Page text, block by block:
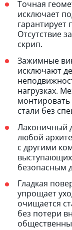
Точная
исключает
гарантирует
Отсутствие
скрип.
Зажимные
исключают
нагрузках.
стали без
Лаконичный
любой
с другими
выступающих
безопасным
Гладкая
упрощает
очищается
без потери